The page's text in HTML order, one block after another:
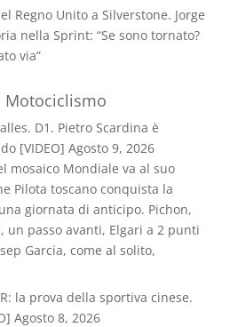
Regno Unito a Silverstone. Jorge
nella Sprint: “Se sono tornato?
via”
Motociclismo
D1. Pietro Scardina è
[VIDEO] Agosto 9, 2026
mosaico Mondiale va al suo
Pilota toscano conquista la
giornata di anticipo. Pichon,
un passo avanti, Elgari a 2 punti
Garcia, come al solito,
la prova della sportiva cinese.
Agosto 8, 2026